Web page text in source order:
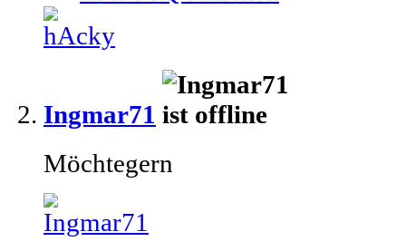
Ingmar71
Möchtegern